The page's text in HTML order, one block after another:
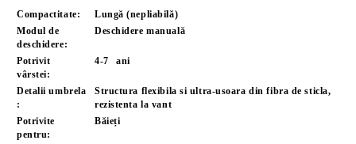
Compactitate:
Lungă (nepliabilă)
Modul de
deschidere:
Deschidere manuală
Potrivit
vârstei:
4-7 ani
Detalii umbrela
:
Structura flexibila si ultra-usoara din fibra de sticla,
rezistenta la vant
Potrivite
pentru:
Băieți